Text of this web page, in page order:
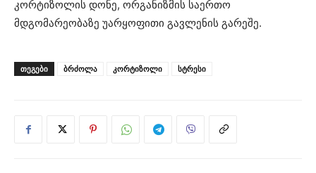
კორტიზოლის დონე, ორგანიზმის საერთო
მდგომარეობაზე უარყოფითი გავლენის გარეშე.
ᲗᲔᲒᲔᲑᲘ ბრძოლა კორტიზოლი სტრესი